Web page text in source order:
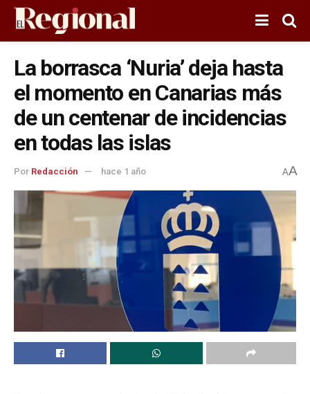
La borrasca ‘Nuria’ deja hasta
el momento en Canarias más
de un centenar de incidencias
en todas las islas
Por Redacción hace 1 año AA